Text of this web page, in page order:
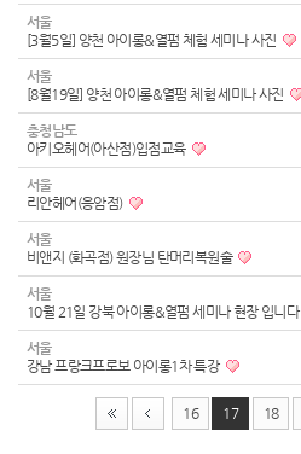
서울
[3월5일] 양천 아이롱&열펌 체험 세미나 사진
서울
[8월19일] 양천 아이롱&열펌 체험 세미나 사진
충청남도
아키오헤어(아산점)입점교육
서울
리안헤어(응암점)
서울
비앤지 (화곡점) 원장님 탄머리복원술
서울
10월 21일 강북 아이롱&열펌 세미나 현장 입니다
서울
강남 프랑크프로보 아이롱1차 특강
16 17 18